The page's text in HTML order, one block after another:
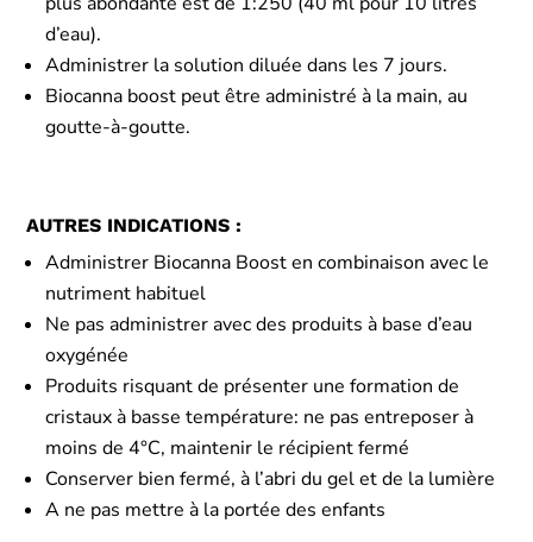
d’eau).
Administrer la solution diluée dans les 7 jours.
Biocanna boost peut être administré à la main, au
goutte-à-goutte.
AUTRES INDICATIONS :
Administrer Biocanna Boost en combinaison avec le
nutriment habituel
Ne pas administrer avec des produits à base d’eau
oxygénée
Produits risquant de présenter une formation de
cristaux à basse température: ne pas entreposer à
moins de 4°C, maintenir le récipient fermé
Conserver bien fermé, à l’abri du gel et de la lumière
A ne pas mettre à la portée des enfants